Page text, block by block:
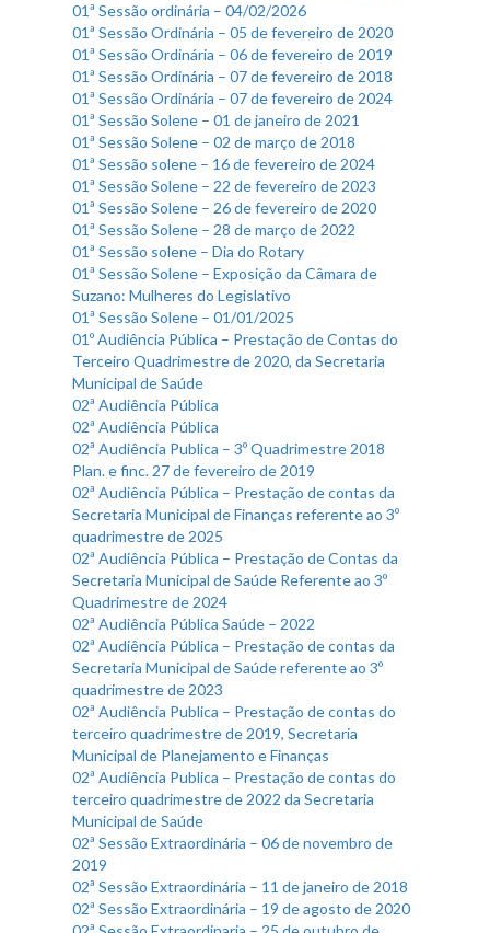
01ª Sessão ordinária – 04/02/2026
01ª Sessão Ordinária – 05 de fevereiro de 2020
01ª Sessão Ordinária – 06 de fevereiro de 2019
01ª Sessão Ordinária – 07 de fevereiro de 2018
01ª Sessão Ordinária – 07 de fevereiro de 2024
01ª Sessão Solene – 01 de janeiro de 2021
01ª Sessão Solene – 02 de março de 2018
01ª Sessão solene – 16 de fevereiro de 2024
01ª Sessão Solene – 22 de fevereiro de 2023
01ª Sessão Solene – 26 de fevereiro de 2020
01ª Sessão Solene – 28 de março de 2022
01ª Sessão solene – Dia do Rotary
01ª Sessão Solene – Exposição da Câmara de
Suzano: Mulheres do Legislativo
01ª Sessão Solene – 01/01/2025
01º Audiência Pública – Prestação de Contas do
Terceiro Quadrimestre de 2020, da Secretaria
Municipal de Saúde
02ª Audiência Pública
02ª Audiência Pública
02ª Audiência Publica – 3º Quadrimestre 2018
Plan. e finc. 27 de fevereiro de 2019
02ª Audiência Pública – Prestação de contas da
Secretaria Municipal de Finanças referente ao 3º
quadrimestre de 2025
02ª Audiência Pública – Prestação de Contas da
Secretaria Municipal de Saúde Referente ao 3º
Quadrimestre de 2024
02ª Audiência Pública Saúde – 2022
02ª Audiência Pública – Prestação de contas da
Secretaria Municipal de Saúde referente ao 3º
quadrimestre de 2023
02ª Audiência Publica – Prestação de contas do
terceiro quadrimestre de 2019, Secretaria
Municipal de Planejamento e Finanças
02ª Audiência Publica – Prestação de contas do
terceiro quadrimestre de 2022 da Secretaria
Municipal de Saúde
02ª Sessão Extraordinária – 06 de novembro de
2019
02ª Sessão Extraordinária – 11 de janeiro de 2018
02ª Sessão Extraordinária – 19 de agosto de 2020